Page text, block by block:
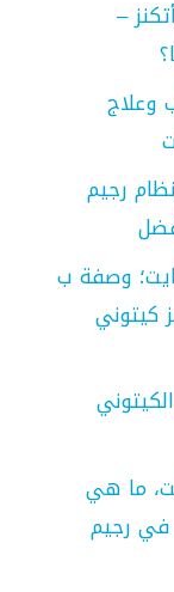
–
وعلاج
رجيم
وصفة ب
كيتوني
ما هي
في رجيم